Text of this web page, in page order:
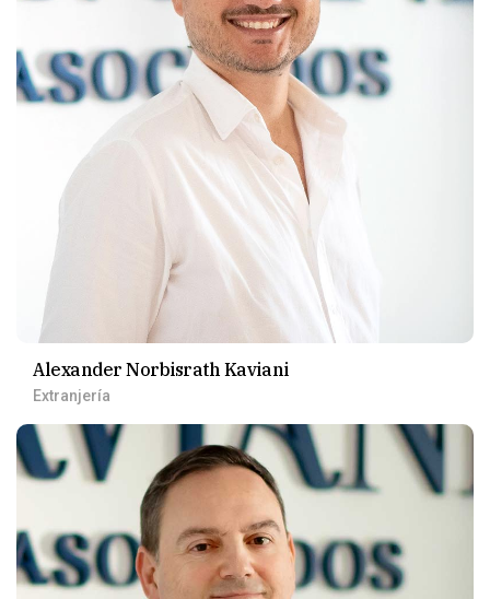
Alexander Norbisrath Kaviani
Extranjería